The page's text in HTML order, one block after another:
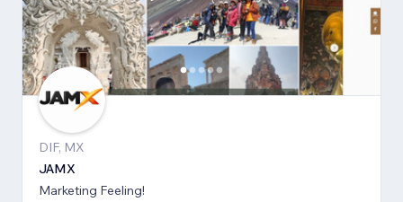
DIF, MX
JAMX
Marketing Feeling!